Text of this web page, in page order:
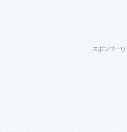
スポンサー